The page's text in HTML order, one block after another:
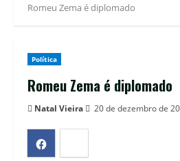
Romeu Zema é diplomado
Política
Romeu Zema é diplomado
Natal Vieira 20 de dezembro de